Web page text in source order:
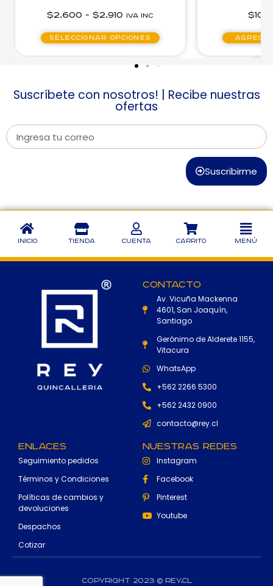
$2.600 - $2.910 IVA inc
Seleccionar opciones
$
Suscríbete con nosotros! | Recibe nuestras
ofertas
Suscribirme
Inicio Tienda Cuenta Carrito Menú
Contacto
Av. Vicuña Mackenna
4601, San Joaquín,
Santiago
Gerónimo de Alderete 1155,
Vitacura
WhatsApp
+562 2266 5300
+562 2432 0900
contacto@rey.cl
Enlaces
Seguimiento pedidos
Términos y Condiciones
Políticas de cambios y
devoluciones
Despachos
Cotizar
Nuestras Redes
Instagram
Facebook
Pinterest
Youtube
Copyright 2023 © rey.cl